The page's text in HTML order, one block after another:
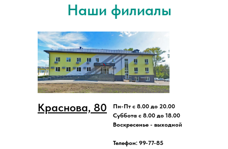
Наши филиалы
Краснова, 80
Пн-Пт с 8.00 до 20.00
Суббота с 8.00 до 18.00
Воскресенье - выходной
Телефон: 99-77-85